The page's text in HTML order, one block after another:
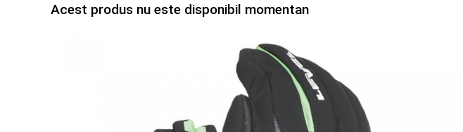
Acest produs nu este disponibil momentan